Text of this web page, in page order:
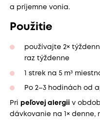
a príjemne vonia.
Použitie
používajte 2×
raz týždenne
1 strek na 5 m³
Po 2–3 hodinách od
Pri peľovej alergii v
dávkovanie na 1×